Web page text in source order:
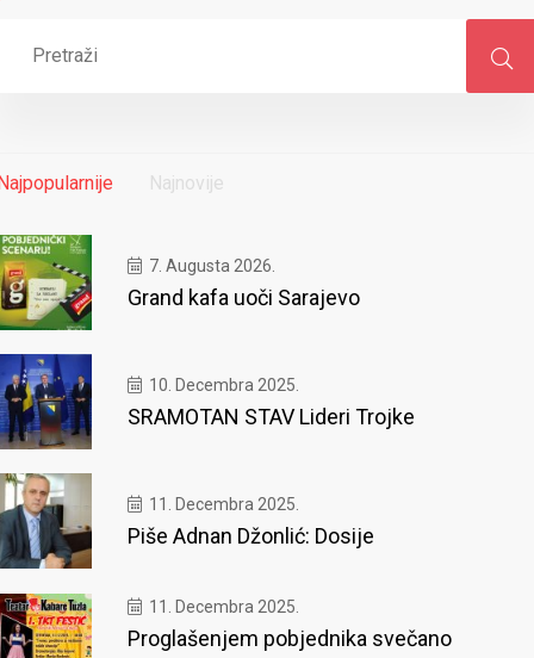
Najnovije
7. Augusta 2026.
Grand kafa uoči Sarajevo
10. Decembra 2025.
SRAMOTAN STAV Lideri Trojke
11. Decembra 2025.
Piše Adnan Džonlić: Dosije
11. Decembra 2025.
Proglašenjem pobjednika svečano